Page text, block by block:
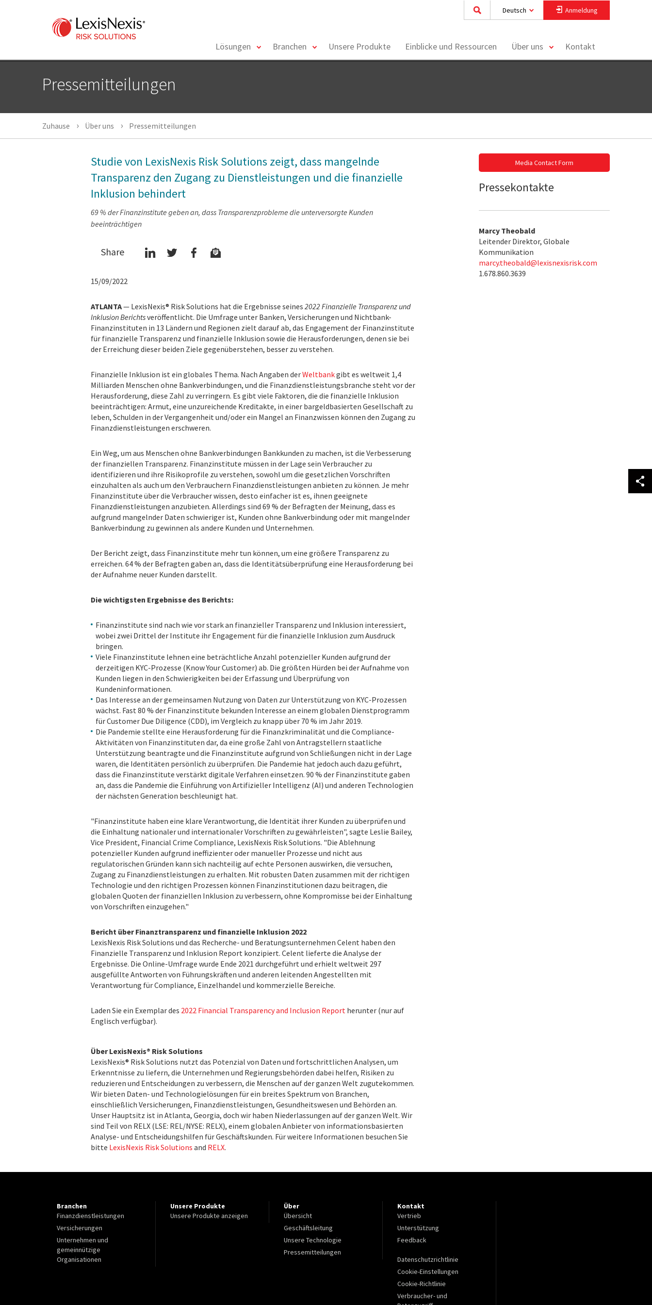
Deutsch Anmeldung
Lösungen
toggleBranchen
toggleUnsere Produkte Einblicke und Ressourcen Über uns
toggleKontakt
Pressemitteilungen
Zuhause Über uns Pressemitteilungen
Studie von LexisNexis Risk Solutions zeigt, dass mangelnde
Transparenz den Zugang zu Dienstleistungen und die finanzielle
Inklusion behindert
69 % der Finanzinstitute geben an, dass Transparenzprobleme die unterversorgte Kunden
beeinträchtigen
Share
15/09/2022
ATLANTA— LexisNexis® Risk Solutions hat die Ergebnisse seines 2022 Finanzielle Transparenz und
Inklusion Berichtsveröffentlicht. Die Umfrage unter Banken, Versicherungen und Nichtbank-
Finanzinstituten in 13 Ländern und Regionen zielt darauf ab, das Engagement der Finanzinstitute
für finanzielle Transparenz und finanzielle Inklusion sowie die Herausforderungen, denen sie bei
der Erreichung dieser beiden Ziele gegenüberstehen, besser zu verstehen.
Finanzielle Inklusion ist ein globales Thema. Nach Angaben derWeltbankgibt es weltweit 1,4
Milliarden Menschen ohne Bankverbindungen, und die Finanzdienstleistungsbranche steht vor der
Herausforderung, diese Zahl zu verringern. Es gibt viele Faktoren, die die finanzielle Inklusion
beeinträchtigen: Armut, eine unzureichende Kreditakte, in einer bargeldbasierten Gesellschaft zu
leben, Schulden in der Vergangenheit und/oder ein Mangel an Finanzwissen können den Zugang zu
Finanzdienstleistungen erschweren.
Ein Weg, um aus Menschen ohne Bankverbindungen Bankkunden zu machen, ist die Verbesserung
der finanziellen Transparenz. Finanzinstitute müssen in der Lage sein Verbraucher zu
identifizieren und ihre Risikoprofile zu verstehen, sowohl um die gesetzlichen Vorschriften
einzuhalten als auch um den Verbrauchern Finanzdienstleistungen anbieten zu können. Je mehr
Finanzinstitute über die Verbraucher wissen, desto einfacher ist es, ihnen geeignete
Finanzdienstleistungen anzubieten. Allerdings sind 69 % der Befragten der Meinung, dass es
aufgrund mangelnder Daten schwieriger ist, Kunden ohne Bankverbindung oder mit mangelnder
Bankverbindung zu gewinnen als andere Kunden und Unternehmen.
Der Bericht zeigt, dass Finanzinstitute mehr tun können, um eine größere Transparenz zu
erreichen. 64 % der Befragten gaben an, dass die Identitätsüberprüfung eine Herausforderung bei
der Aufnahme neuer Kunden darstellt.
Die wichtigsten Ergebnisse des Berichts:
Finanzinstitute sind nach wie vor stark an finanzieller Transparenz und Inklusion interessiert,
wobei zwei Drittel der Institute ihr Engagement für die finanzielle Inklusion zum Ausdruck
bringen.
Viele Finanzinstitute lehnen eine beträchtliche Anzahl potenzieller Kunden aufgrund der
derzeitigen KYC-Prozesse (Know Your Customer) ab. Die größten Hürden bei der Aufnahme von
Kunden liegen in den Schwierigkeiten bei der Erfassung und Überprüfung von
Kundeninformationen.
Das Interesse an der gemeinsamen Nutzung von Daten zur Unterstützung von KYC-Prozessen
wächst. Fast 80 % der Finanzinstitute bekunden Interesse an einem globalen Dienstprogramm
für Customer Due Diligence (CDD), im Vergleich zu knapp über 70 % im Jahr 2019.
Die Pandemie stellte eine Herausforderung für die Finanzkriminalität und die Compliance-
Aktivitäten von Finanzinstituten dar, da eine große Zahl von Antragstellern staatliche
Unterstützung beantragte und die Finanzinstitute aufgrund von Schließungen nicht in der Lage
waren, die Identitäten persönlich zu überprüfen. Die Pandemie hat jedoch auch dazu geführt,
dass die Finanzinstitute verstärkt digitale Verfahren einsetzen. 90 % der Finanzinstitute gaben
an, dass die Pandemie die Einführung von Artifizieller Intelligenz (AI) und anderen Technologien
der nächsten Generation beschleunigt hat.
"Finanzinstitute haben eine klare Verantwortung, die Identität ihrer Kunden zu überprüfen und
die Einhaltung nationaler und internationaler Vorschriften zu gewährleisten", sagte Leslie Bailey,
Vice President, Financial Crime Compliance, LexisNexis Risk Solutions. "Die Ablehnung
potenzieller Kunden aufgrund ineffizienter oder manueller Prozesse und nicht aus
regulatorischen Gründen kann sich nachteilig auf echte Personen auswirken, die versuchen,
Zugang zu Finanzdienstleistungen zu erhalten. Mit robusten Daten zusammen mit der richtigen
Technologie und den richtigen Prozessen können Finanzinstitutionen dazu beitragen, die
globalen Quoten der finanziellen Inklusion zu verbessern, ohne Kompromisse bei der Einhaltung
von Vorschriften einzugehen."
Bericht über Finanztransparenz und finanzielle Inklusion 2022
LexisNexis Risk Solutions und das Recherche- und Beratungsunternehmen Celent haben den
Finanzielle Transparenz und Inklusion Report konzipiert. Celent lieferte die Analyse der
Ergebnisse. Die Online-Umfrage wurde Ende 2021 durchgeführt und erhielt weltweit 297
ausgefüllte Antworten von Führungskräften und anderen leitenden Angestellten mit
Verantwortung für Compliance, Einzelhandel und kommerzielle Bereiche.
Laden Sie ein Exemplar des 2022 Financial Transparency and Inclusion Report herunter (nur auf
Englisch verfügbar).
Über LexisNexis® Risk Solutions
LexisNexis® Risk Solutions nutzt das Potenzial von Daten und fortschrittlichen Analysen, um
Erkenntnisse zu liefern, die Unternehmen und Regierungsbehörden dabei helfen, Risiken zu
reduzieren und Entscheidungen zu verbessern, die Menschen auf der ganzen Welt zugutekommen.
Wir bieten Daten- und Technologielösungen für ein breites Spektrum von Branchen,
einschließlich Versicherungen, Finanzdienstleistungen, Gesundheitswesen und Behörden an.
Unser Hauptsitz ist in Atlanta, Georgia, doch wir haben Niederlassungen auf der ganzen Welt. Wir
sind Teil von RELX (LSE: REL/NYSE: RELX), einem globalen Anbieter von informationsbasierten
Analyse- und Entscheidungshilfen für Geschäftskunden. Für weitere Informationen besuchen Sie
bitte LexisNexis Risk Solutions and RELX.
Media Contact Form
Pressekontakte
Marcy Theobald
Leitender Direktor, Globale
Kommunikation
marcy.theobald@lexisnexisrisk.com
1.678.860.3639
Branchen
Finanzdienstleistungen
Versicherungen
Unternehmen und
gemeinnützige
Organisationen
Unsere Produkte
Unsere Produkte anzeigen
Über
Übersicht
Geschäftsleitung
Unsere Technologie
Pressemitteilungen
Kontakt
Vertrieb
Unterstützung
Feedback
Datenschutzrichtlinie
Cookie-Einstellungen
Cookie-Richtlinie
Verbraucher- und